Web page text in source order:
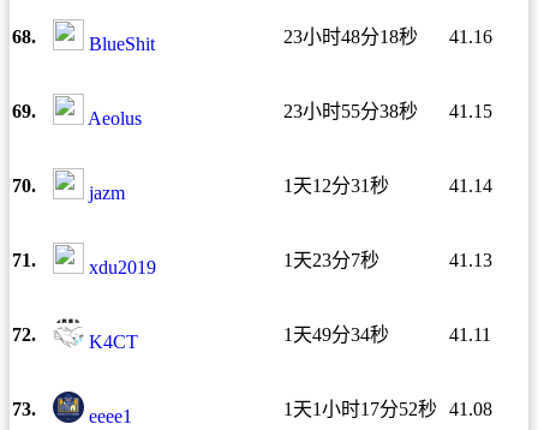
68. BlueShit 23小时48分18秒 41.16
69. Aeolus 23小时55分38秒 41.15
70. jazm 1天12分31秒 41.14
71. xdu2019 1天23分7秒 41.13
72. K4CT 1天49分34秒 41.11
73. eeee1 1天1小时17分52秒 41.08